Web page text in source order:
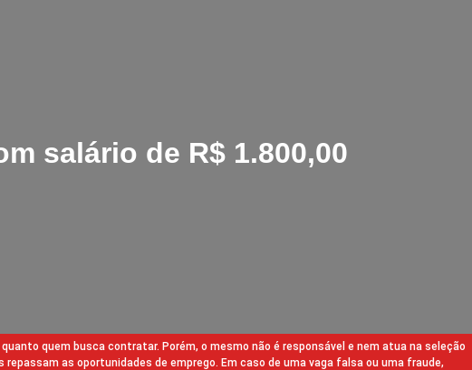
salário de R$ 1.800,00
quem busca contratar. Porém, o mesmo não é responsável e nem atua na seleção
as oportunidades de emprego. Em caso de uma vaga falsa ou uma fraude,